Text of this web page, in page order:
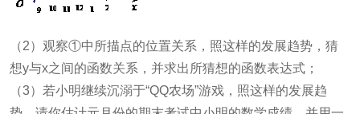
（2）观察①中所描点的位置关系，照这样的发展趋势，猜
想y与x之间的函数关系，并求出所猜想的函数表达式；
（3）若小明继续沉溺于“QQ农场”游戏，照这样的发展趋